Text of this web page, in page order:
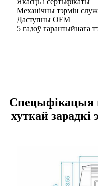
Якасць і сертыфікаты
Механічны тэрмін
Даступны OEM
5 гадоў гарантыйнага
Спецыфікацыя
хуткай зарадкі